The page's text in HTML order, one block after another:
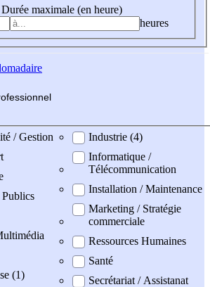
Durée maximale (en heure)
heures
fessionnel
/ Gestion
(1)
Industrie (4)
Informatique /
Télécommunication
Installation / Maintenance
Marketing / Stratégie
commerciale
Ressources Humaines
Santé
Secrétariat / Assistanat